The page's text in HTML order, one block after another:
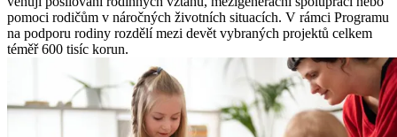
pomoci rodičům v náročných životních situacích. V rámci Programu
na podporu rodiny rozdělí mezi devět vybraných projektů celkem
téměř 600 tisíc korun.